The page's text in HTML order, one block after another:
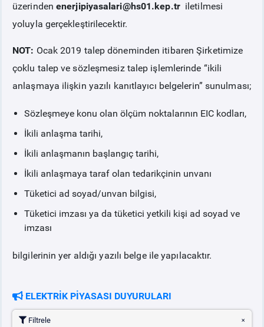
üzerinden enerjipiyasalari@hs01.kep.triletilmesi
yoluyla gerçekleştirilecektir.
NOT: Ocak 2019 talep döneminden itibaren Şirketimize
çoklu talep ve sözleşmesiz talep işlemlerinde “ikili
anlaşmaya ilişkin yazılı kanıtlayıcı belgelerin” sunulması;
Sözleşmeye konu olan ölçüm noktalarının EIC kodları,
İkili anlaşma tarihi,
İkili anlaşmanın başlangıç tarihi,
İkili anlaşmaya taraf olan tedarikçinin unvanı
Tüketici ad soyad/unvan bilgisi,
Tüketici imzası ya da tüketici yetkili kişi ad soyad ve
imzası
bilgilerinin yer aldığı yazılı belge ile yapılacaktır.
ELEKTRİK PİYASASI DUYURULARI
Filtrele